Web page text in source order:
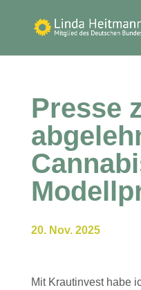
Presse
20. Nov. 2025
Mit Krautinvest habe